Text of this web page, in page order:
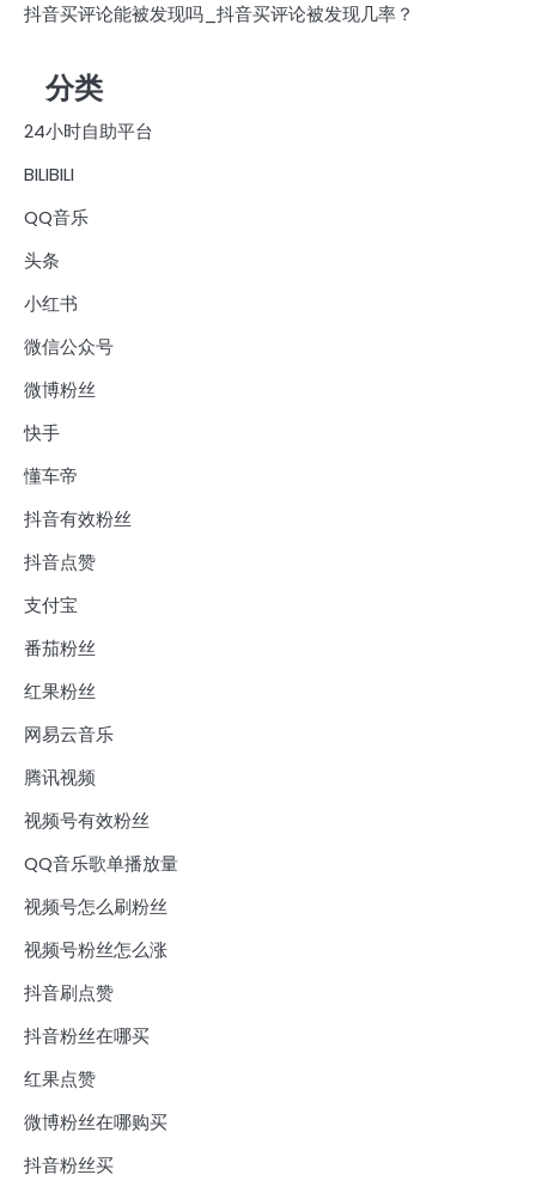
抖音买评论能被发现吗_抖音买评论被发现几率？
分类
24小时自助平台
BILIBILI
QQ音乐
头条
小红书
微信公众号
微博粉丝
快手
懂车帝
抖音有效粉丝
抖音点赞
支付宝
番茄粉丝
红果粉丝
网易云音乐
腾讯视频
视频号有效粉丝
QQ音乐歌单播放量
视频号怎么刷粉丝
视频号粉丝怎么涨
抖音刷点赞
抖音粉丝在哪买
红果点赞
微博粉丝在哪购买
抖音粉丝买